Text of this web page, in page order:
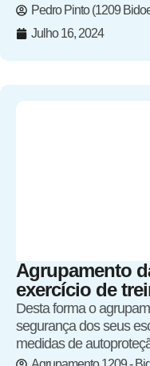
Pedro Pinto (1209
Julho 16, 2024
Agrupamento
exercício de
Desta forma o
segurança dos seus
medidas de